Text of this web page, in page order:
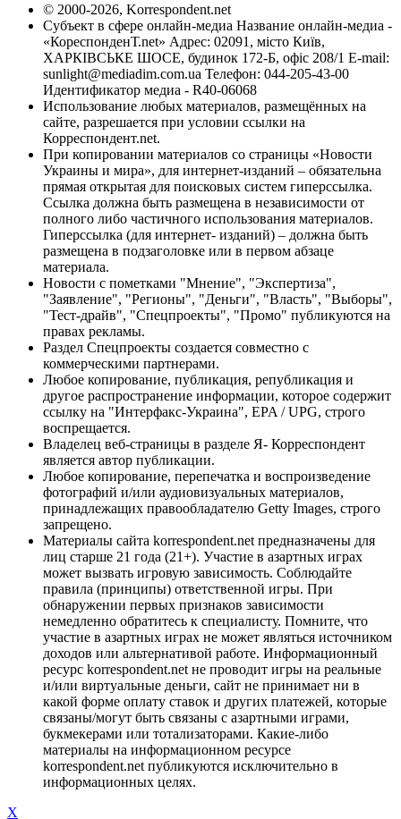
© 2000-2026, Korrespondent.net
Субъект в сфере онлайн-медиа Название онлайн-медиа -
«КореспонденТ.net» Адрес: 02091, місто Київ,
ХАРКІВСЬКЕ ШОСЕ, будинок 172-Б, офіс 208/1 E-mail:
sunlight@mediadim.com.ua Телефон: 044-205-43-00
Идентификатор медиа - R40-06068
Использование любых материалов, размещённых на
сайте, разрешается при условии ссылки на
Корреспондент.net.
При копировании материалов со страницы «Новости
Украины и мира», для интернет-изданий – обязательна
прямая открытая для поисковых систем гиперссылка.
Ссылка должна быть размещена в независимости от
полного либо частичного использования материалов.
Гиперссылка (для интернет- изданий) – должна быть
размещена в подзаголовке или в первом абзаце
материала.
Новости с пометками "Мнение", "Экспертиза",
"Заявление", "Регионы", "Деньги", "Власть", "Выборы",
"Тест-драйв", "Спецпроекты", "Промо" публикуются на
правах рекламы.
Раздел Спецпроекты создается совместно с
коммерческими партнерами.
Любое копирование, публикация, републикация и
другое распространение информации, которое содержит
ссылку на "Интерфакс-Украина", EPA / UPG, строго
воспрещается.
Владелец веб-страницы в разделе Я- Корреспондент
является автор публикации.
Любое копирование, перепечатка и воспроизведение
фотографий и/или аудиовизуальных материалов,
принадлежащих правообладателю Getty Images, строго
запрещено.
Материалы сайта korrespondent.net предназначены для
лиц старше 21 года (21+). Участие в азартных играх
может вызвать игровую зависимость. Соблюдайте
правила (принципы) ответственной игры. При
обнаружении первых признаков зависимости
немедленно обратитесь к специалисту. Помните, что
участие в азартных играх не может являться источником
доходов или альтернативой работе. Информационный
ресурс korrespondent.net не проводит игры на реальные
и/или виртуальные деньги, сайт не принимает ни в
какой форме оплату ставок и других платежей, которые
связаны/могут быть связаны с азартными играми,
букмекерами или тотализаторами. Какие-либо
материалы на информационном ресурсе
korrespondent.net публикуются исключительно в
информационных целях.
X